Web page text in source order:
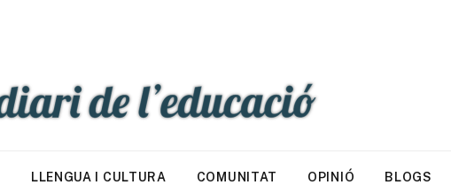
LLENGUA I CULTURA COMUNITAT OPINIÓ BLOGS